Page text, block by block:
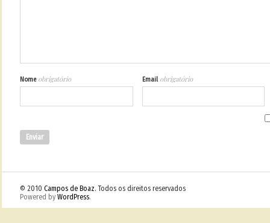
Nome obrigatório Email obrigatório
© 2010 Campos de Boaz. Todos os direitos reservados
Powered by WordPress.